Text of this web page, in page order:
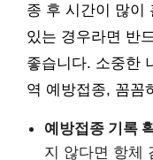
종 후 시간이 많이
있는 경우라면 반
좋습니다. 소중한
역 예방접종, 꼼꼼
예방접종 기록
지 않다면 항체